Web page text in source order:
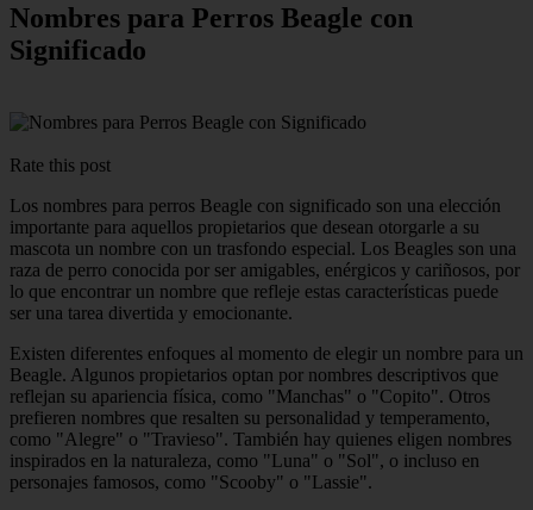
Nombres para Perros Beagle con
Significado
Rate this post
Los nombres para perros Beagle con significado son una elección
importante para aquellos propietarios que desean otorgarle a su
mascota un nombre con un trasfondo especial. Los Beagles son una
raza de perro conocida por ser amigables, enérgicos y cariñosos, por
lo que encontrar un nombre que refleje estas características puede
ser una tarea divertida y emocionante.
Existen diferentes enfoques al momento de elegir un nombre para un
Beagle. Algunos propietarios optan por nombres descriptivos que
reflejan su apariencia física, como "Manchas" o "Copito". Otros
prefieren nombres que resalten su personalidad y temperamento,
como "Alegre" o "Travieso". También hay quienes eligen nombres
inspirados en la naturaleza, como "Luna" o "Sol", o incluso en
personajes famosos, como "Scooby" o "Lassie".